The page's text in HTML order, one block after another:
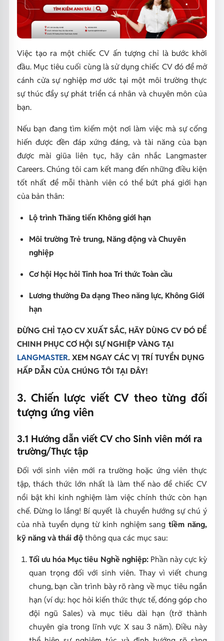
Việc tạo ra một chiếc CV ấn tượng chỉ là bước khởi
đầu. Mục tiêu cuối cùng là sử dụng chiếc CV đó để mở
cánh cửa sự nghiệp mơ ước tại một môi trường thực
sự thúc đẩy sự phát triển cá nhân và chuyên môn của
bạn.
Nếu bạn đang tìm kiếm một nơi làm việc mà sự cống
hiến được đền đáp xứng đáng, và tài năng của bạn
được mài giũa liên tục, hãy cân nhắc Langmaster
Careers. Chúng tôi cam kết mang đến những điều kiện
tốt nhất để mỗi thành viên có thể bứt phá giới hạn
của bản thân:
Lộ trình Thăng tiến Không giới hạn
Môi trường Trẻ trung, Năng động và Chuyên
nghiệp
Cơ hội Học hỏi Tinh hoa Tri thức Toàn cầu
Lương thưởng Đa dạng Theo năng lực, Không Giới
hạn
ĐỪNG CHỈ TẠO CV XUẤT SẮC, HÃY DÙNG CV ĐÓ ĐỂ
CHINH PHỤC CƠ HỘI SỰ NGHIỆP VÀNG TẠI
LANGMASTER. XEM NGAY CÁC VỊ TRÍ TUYỂN DỤNG
HẤP DẪN CỦA CHÚNG TÔI TẠI ĐÂY!
3. Chiến lược viết CV theo từng đối
tượng ứng viên
3.1 Hướng dẫn viết CV cho Sinh viên mới ra
trường/Thực tập
Đối với sinh viên mới ra trường hoặc ứng viên thực
tập, thách thức lớn nhất là làm thế nào để chiếc CV
nổi bật khi kinh nghiệm làm việc chính thức còn hạn
chế. Đừng lo lắng! Bí quyết là chuyển hướng sự chú ý
của nhà tuyển dụng từ kinh nghiệm sangtiềm năng,
kỹ năng và thái độthông qua các mục sau:
Tối ưu hóa Mục tiêu Nghề nghiệp:Phần này cực kỳ
quan trọng đối với sinh viên. Thay vì viết chung
chung, bạn cần trình bày rõ ràng về mục tiêu ngắn
hạn (ví dụ: học hỏi kiến thức thực tế, đóng góp cho
đội ngũ Sales) và mục tiêu dài hạn (trở thành
chuyên gia trong lĩnh vực X sau 3 năm). Điều này